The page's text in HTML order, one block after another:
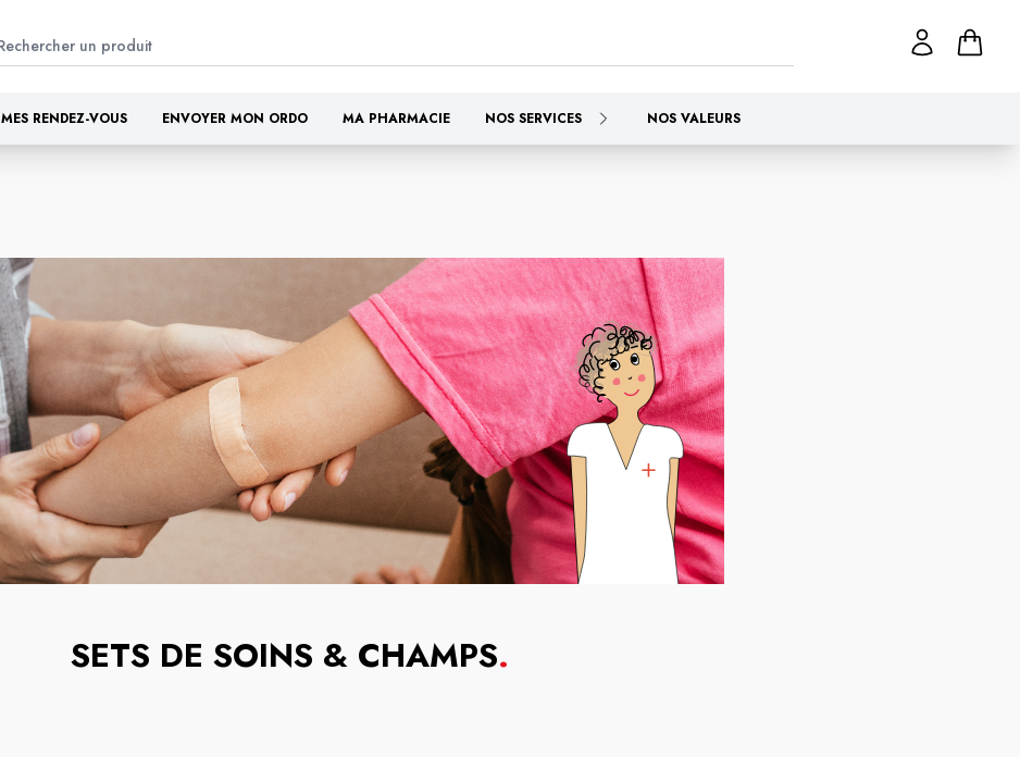
MES RENDEZ-VOUS ENVOYER MON ORDO MA PHARMACIE NOS SERVICES NOS VALEURS
SETS DE SOINS & CHAMPS.